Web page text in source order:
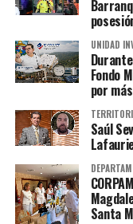
UNIDAD
Fondo
por
Saúl
Santa